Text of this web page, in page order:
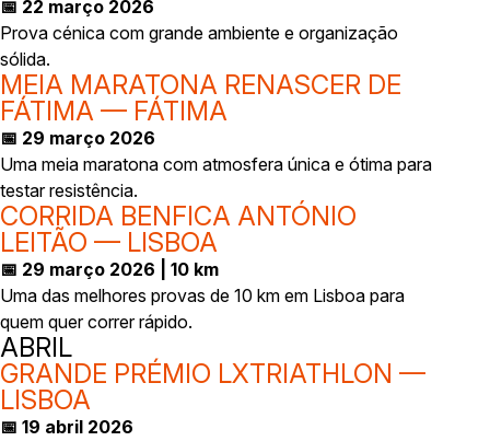
📅 22 março 2026
Prova cénica com grande ambiente e organização
sólida.
MEIA MARATONA RENASCER DE
FÁTIMA — FÁTIMA
📅 29 março 2026
Uma meia maratona com atmosfera única e ótima para
testar resistência.
CORRIDA BENFICA ANTÓNIO
LEITÃO — LISBOA
📅 29 março 2026 | 10 km
Uma das melhores provas de 10 km em Lisboa para
quem quer correr rápido.
ABRIL
GRANDE PRÉMIO LXTRIATHLON —
LISBOA
📅 19 abril 2026